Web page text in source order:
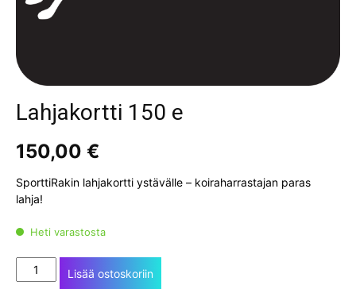
Lahjakortti 150 e
150,00 €
SporttiRakin lahjakortti ystävälle – koiraharrastajan paras
lahja!
Heti varastosta
Lahjakortti
150
Lisää ostoskoriin